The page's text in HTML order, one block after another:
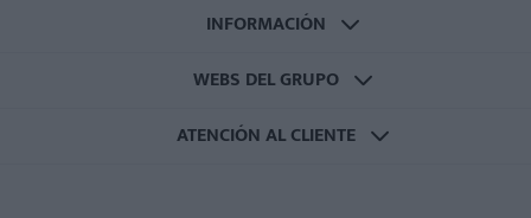
INFORMACIÓN
WEBS DEL GRUPO
ATENCIÓN AL CLIENTE